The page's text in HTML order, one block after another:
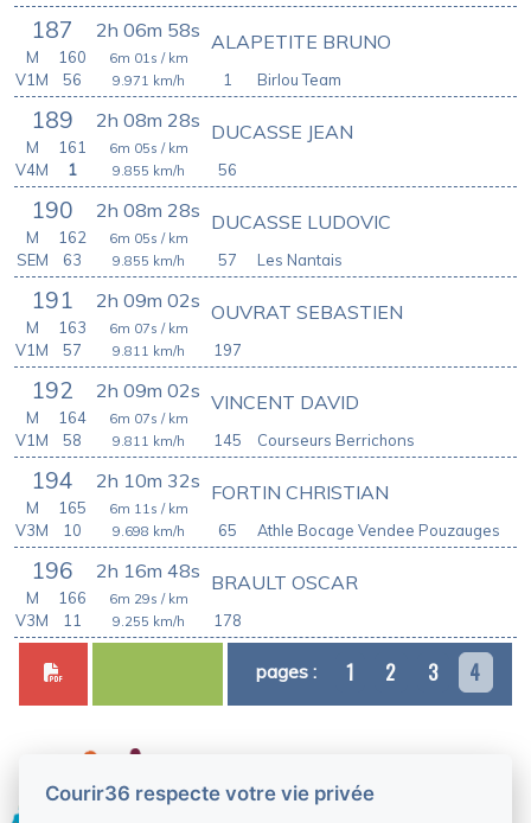
187 2h 06m 58s
1
ALAPETITE BRUNO
6m 01s / km
9.971 km/h
M
160
V1M
56 Birlou Team
189 2h 08m 28s
56
DUCASSE JEAN
6m 05s / km
9.855 km/h
M
161
V4M
1
190 2h 08m 28s
57
DUCASSE LUDOVIC
6m 05s / km
9.855 km/h
M
162
SEM
63 Les Nantais
191 2h 09m 02s
197
OUVRAT SEBASTIEN
6m 07s / km
9.811 km/h
M
163
V1M
57
192 2h 09m 02s
145
VINCENT DAVID
6m 07s / km
9.811 km/h
M
164
V1M
58 Courseurs Berrichons
194 2h 10m 32s
65
FORTIN CHRISTIAN
6m 11s / km
9.698 km/h
M
165
V3M
10 Athle Bocage Vendee Pouzauges
196 2h 16m 48s
178
BRAULT OSCAR
6m 29s / km
9.255 km/h
M
166
V3M
11
pages : 1 2 3 4
Courir36 respecte votre vie privée